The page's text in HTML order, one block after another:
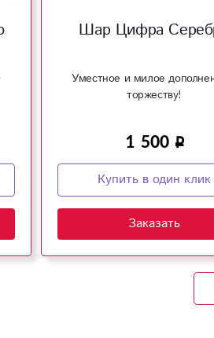
Шар Цифра
Уместное и милое
торжеству!
1 500
Купить в один клик
Заказать